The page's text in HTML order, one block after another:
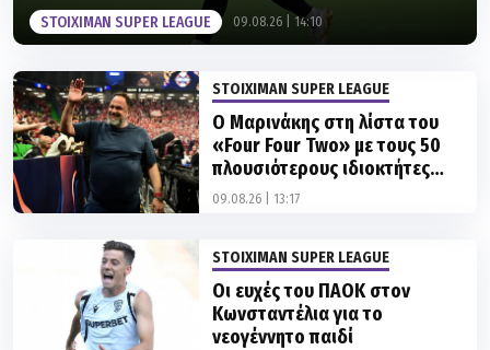
STOIXIMAN SUPER LEAGUE 09.08.26 | 14:10
STOIXIMAN SUPER LEAGUE
Ο Μαρινάκης στη λίστα του
«Four Four Two» με τους 50
πλουσιότερους ιδιοκτήτες
ποδοσφαιρικών ομάδων
09.08.26 | 13:17
STOIXIMAN SUPER LEAGUE
Οι ευχές του ΠΑΟΚ στον
Κωνσταντέλια για το
νεογέννητο παιδί